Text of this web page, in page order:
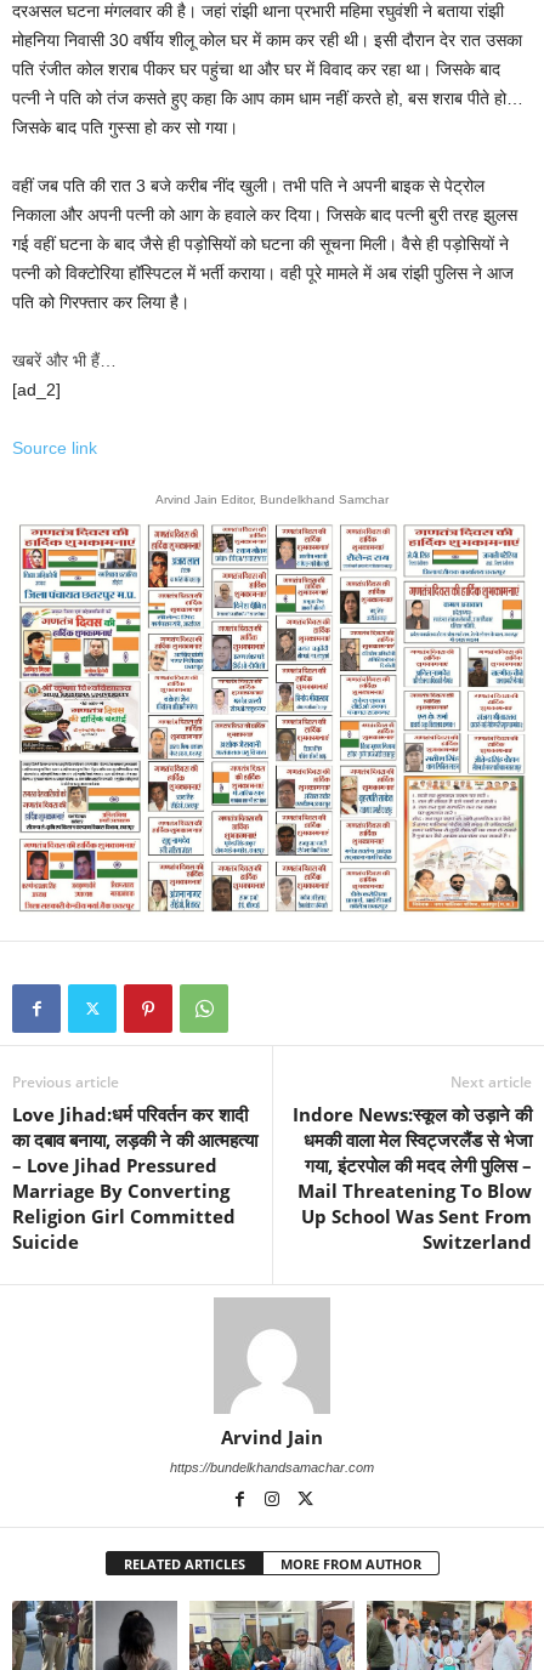
दरअसल घटना मंगलवार की है। जहां रांझी थाना प्रभारी महिमा रघुवंशी ने बताया रांझी
मोहनिया निवासी 30 वर्षीय शीलू कोल घर में काम कर रही थी। इसी दौरान देर रात उसका
पति रंजीत कोल शराब पीकर घर पहुंचा था और घर में विवाद कर रहा था। जिसके बाद
पत्नी ने पति को तंज कसते हुए कहा कि आप काम धाम नहीं करते हो, बस शराब पीते हो…
जिसके बाद पति गुस्सा हो कर सो गया।
वहीं जब पति की रात 3 बजे करीब नींद खुली। तभी पति ने अपनी बाइक से पेट्रोल
निकाला और अपनी पत्नी को आग के हवाले कर दिया। जिसके बाद पत्नी बुरी तरह झुलस
गई वहीं घटना के बाद जैसे ही पड़ोसियों को घटना की सूचना मिली। वैसे ही पड़ोसियों ने
पत्नी को विक्टोरिया हॉस्पिटल में भर्ती कराया। वही पूरे मामले में अब रांझी पुलिस ने आज
पति को गिरफ्तार कर लिया है।
खबरें और भी हैं…
[ad_2]
Source link
Arvind Jain Editor, Bundelkhand Samchar
Previous article
Love Jihad:धर्म परिवर्तन कर शादी
का दबाव बनाया, लड़की ने की आत्महत्या
– Love Jihad Pressured
Marriage By Converting
Religion Girl Committed
Suicide
Next article
Indore News:स्कूल को उड़ाने की
धमकी वाला मेल स्विट्जरलैंड से भेजा
गया, इंटरपोल की मदद लेगी पुलिस –
Mail Threatening To Blow
Up School Was Sent From
Switzerland
Arvind Jain
https://bundelkhandsamachar.com
RELATED ARTICLES MORE FROM AUTHOR